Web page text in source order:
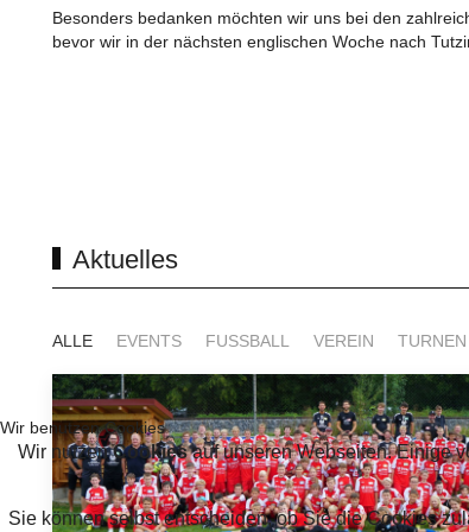
Besonders bedanken möchten wir uns bei den
bevor wir in der nächsten englischen Woche nach
Aktuelles
ALLE EVENTS FUSSBALL VEREIN TURNEN
Wir benutzen Cookies
Wir nutzenCookiesauf unseren Webseiten. Einige
Sie können selbst entscheiden, ob Sie die Cookies